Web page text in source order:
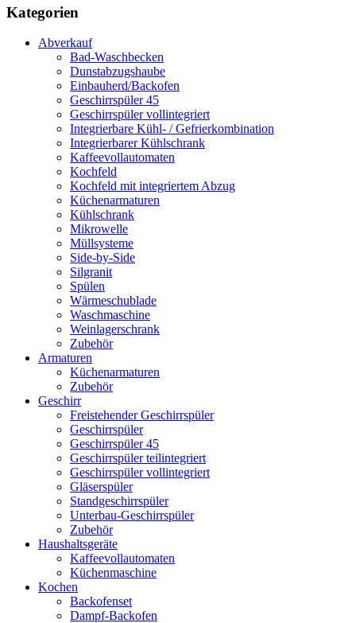
Kategorien
Abverkauf
Bad-Waschbecken
Dunstabzugshaube
Einbauherd/Backofen
Geschirrspüler 45
Geschirrspüler vollintegriert
Integrierbare Kühl- / Gefrierkombination
Integrierbarer Kühlschrank
Kaffeevollautomaten
Kochfeld
Kochfeld mit integriertem Abzug
Küchenarmaturen
Kühlschrank
Mikrowelle
Müllsysteme
Side-by-Side
Silgranit
Spülen
Wärmeschublade
Waschmaschine
Weinlagerschrank
Zubehör
Armaturen
Küchenarmaturen
Zubehör
Geschirr
Freistehender Geschirrspüler
Geschirrspüler
Geschirrspüler 45
Geschirrspüler teilintegriert
Geschirrspüler vollintegriert
Gläserspüler
Standgeschirrspüler
Unterbau-Geschirrspüler
Zubehör
Haushaltsgeräte
Kaffeevollautomaten
Küchenmaschine
Kochen
Backofenset
Dampf-Backofen